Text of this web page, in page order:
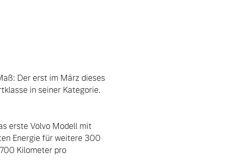
Der erst im März dieses
in seiner Kategorie.
erste Volvo Modell mit
Energie für weitere 300
Kilometer pro